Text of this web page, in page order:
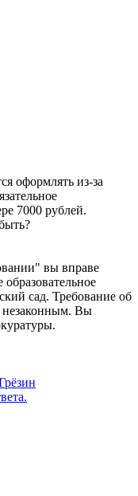
оформлять из-за
7000 рублей.
вы вправе
сад. Требование об
незаконным. Вы